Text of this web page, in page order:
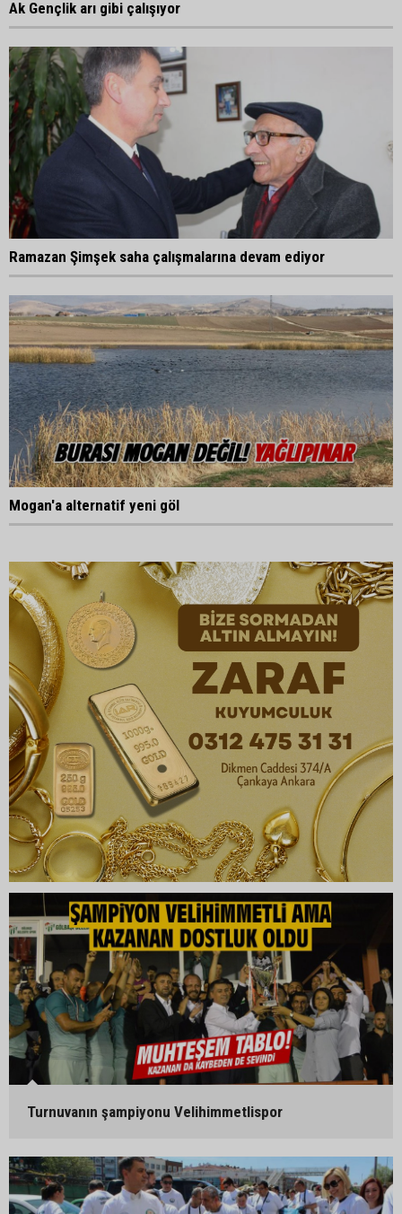
Ak Gençlik arı gibi çalışıyor
Ramazan Şimşek saha çalışmalarına devam ediyor
Mogan'a alternatif yeni göl
Turnuvanın şampiyonu Velihimmetlispor